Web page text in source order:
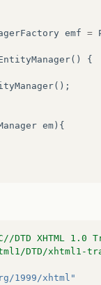
emf =
() {
();
em){
DTD XHTML
DTD/xhtml1-
1999/xhtml"